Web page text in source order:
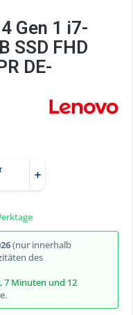
Gen 1 i7-
SSD FHD
DE-
(nur innerhalb
des
7 Minuten und 12